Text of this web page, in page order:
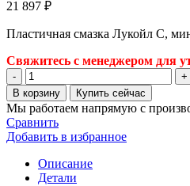
21 897 ₽
Пластичная смазка Лукойл С,
Свяжитесь с менеджером для
Количество
товара
Пластичная
смазка
Лукойл
С,
минеральное,
216,5
В корзину Купить сейчас
Мы работаем напрямую с
Сравнить
Добавить в избранное
Описание
Детали